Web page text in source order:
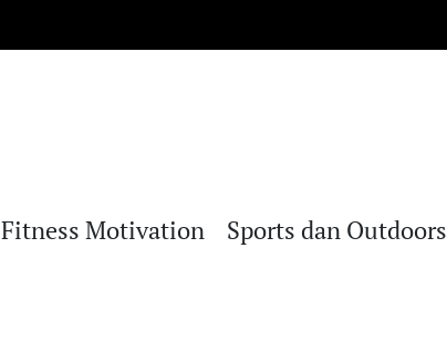
Fitness Motivation Sports dan Outdoors